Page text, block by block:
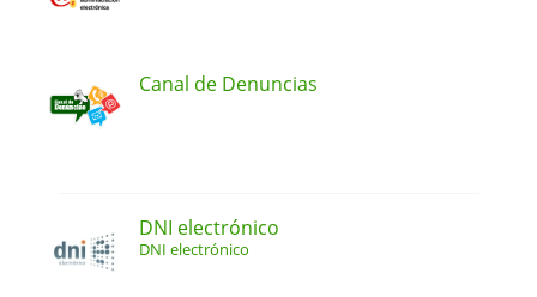
Canal de Denuncias
DNI electrónico
DNI electrónico